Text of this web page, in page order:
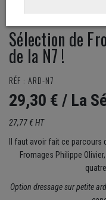
Sélection de
de la N7 !
RÉF : ARD-N7
29,30 € / La
27,77 € HT
Il faut avoir fait ce
Fromages Philippe
Option dressage sur petite